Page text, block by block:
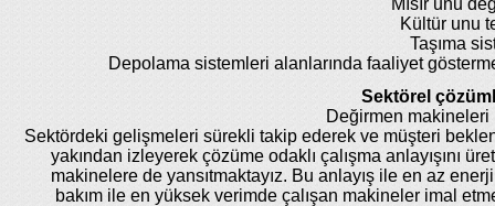
Mısır unu
Kültür unu
Taşıma
Depolama sistemleri alanlarında faaliyet
Sektörel
Değirmen makineleri
Sektördeki gelişmeleri sürekli takip ederek ve müşteri
yakından izleyerek çözüme odaklı çalışma anlayışını
makinelere de yansıtmaktayız. Bu anlayış ile en az
bakım ile en yüksek verimde çalışan makineler imal